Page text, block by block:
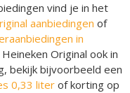
vind je in het
aanbiedingen of
in
Original ook in
bekijk bijvoorbeeld een
0,33 liter of korting op